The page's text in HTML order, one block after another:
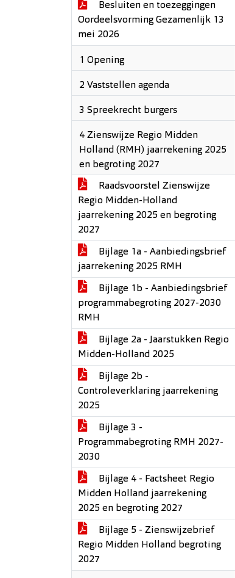
Besluiten en toezeggingen
Oordeelsvorming Gezamenlijk 13
mei 2026
1 Opening
2 Vaststellen agenda
3 Spreekrecht burgers
4 Zienswijze Regio Midden
Holland (RMH) jaarrekening 2025
en begroting 2027
Raadsvoorstel Zienswijze
Regio Midden-Holland
jaarrekening 2025 en begroting
2027
Bijlage 1a - Aanbiedingsbrief
jaarrekening 2025 RMH
Bijlage 1b - Aanbiedingsbrief
programmabegroting 2027-2030
RMH
Bijlage 2a - Jaarstukken Regio
Midden-Holland 2025
Bijlage 2b -
Controleverklaring jaarrekening
2025
Bijlage 3 -
Programmabegroting RMH 2027-
2030
Bijlage 4 - Factsheet Regio
Midden Holland jaarrekening
2025 en begroting 2027
Bijlage 5 - Zienswijzebrief
Regio Midden Holland begroting
2027